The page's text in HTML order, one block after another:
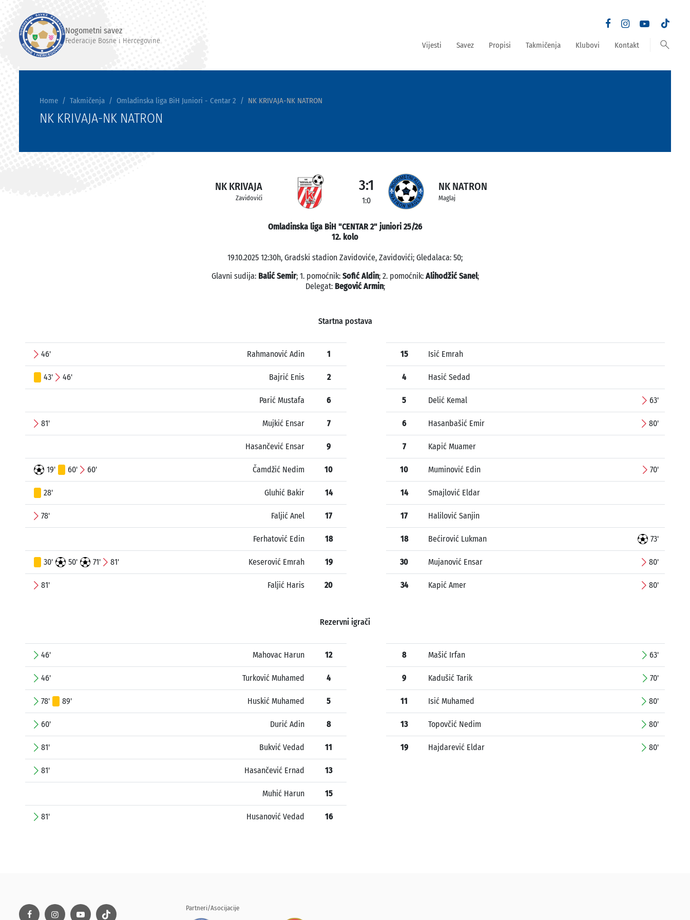
Nogometni savez
Federacije Bosne i Hercegovine Vijesti Savez Propisi Takmičenja Klubovi Kontakt search
Home Takmičenja Omladinska liga BiH Juniori - Centar 2 NK KRIVAJA-NK NATRON
NK KRIVAJA-NK NATRON
NK KRIVAJA
Zavidovići
3:1
1:0
NK NATRON
Maglaj
Omladinska liga BiH "CENTAR 2" juniori 25/26
12. kolo
19.10.2025 12:30h, Gradski stadion Zavidoviće, Zavidovići; Gledalaca: 50;
Glavni sudija: Balić Semir; 1. pomoćnik: Sofić Aldin; 2. pomoćnik: Alihodžić Sanel;
Delegat: Begović Armin;
Startna postava
46' Rahmanović Adin 1
43' 46' Bajrić Enis 2
Parić Mustafa 6
81' Mujkić Ensar 7
Hasančević Ensar 9
19' 60' 60' Čamdžić Nedim 10
28' Gluhić Bakir 14
78' Faljić Anel 17
Ferhatović Edin 18
30' 50' 71' 81' Keserović Emrah 19
81' Faljić Haris 20
15 Isić Emrah
4 Hasić Sedad
5 Delić Kemal 63'
6 Hasanbašić Emir 80'
7 Kapić Muamer
10 Muminović Edin 70'
14 Smajlović Eldar
17 Halilović Sanjin
18 Bećirović Lukman 73'
30 Mujanović Ensar 80'
34 Kapić Amer 80'
Rezervni igrači
46' Mahovac Harun 12
46' Turković Muhamed 4
78' 89' Huskić Muhamed 5
60' Durić Adin 8
81' Bukvić Vedad 11
81' Hasančević Ernad 13
Muhić Harun 15
81' Husanović Vedad 16
8 Mašić Irfan 63'
9 Kadušić Tarik 70'
11 Isić Muhamed 80'
13 Topovčić Nedim 80'
19 Hajdarević Eldar 80'
Partneri/Asocijacije